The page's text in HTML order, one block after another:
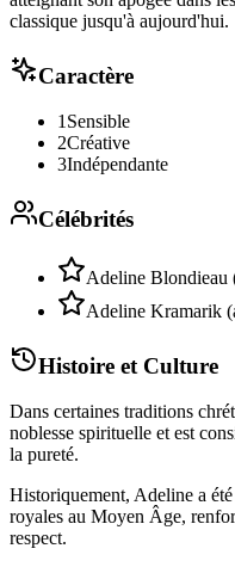
classique jusqu'à aujourd'hui.
Caractère
1Sensible
2Créative
3Indépendante
Célébrités
Adeline Blondieau
Adeline Kramarik
Histoire et Culture
Dans certaines traditions
noblesse spirituelle et est
la pureté.
Historiquement, Adeline a
royales au Moyen Âge,
respect.